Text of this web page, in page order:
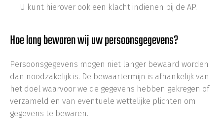
U kunt hierover ook een klacht indienen bij de AP.
Hoe lang bewaren wij uw persoonsgegevens?
Persoonsgegevens mogen niet langer bewaard worden
dan noodzakelijk is. De bewaartermijn is afhankelijk van
het doel waarvoor we de gegevens hebben gekregen of
verzameld en van eventuele wettelijke plichten om
gegevens te bewaren.